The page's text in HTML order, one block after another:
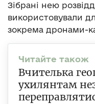
Зібрані нею
використовували
зокрема дронами-
Вчителька
ухилянтам